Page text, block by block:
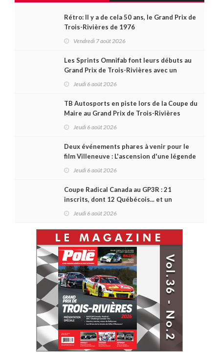
Rétro: Il y a de cela 50 ans, le Grand Prix de
Trois-Rivières de 1976
Vendredi 7 août 2026
Les Sprints Omnifab font leurs débuts au
Grand Prix de Trois-Rivières avec un
Jeudi 6 août 2026
TB Autosports en piste lors de la Coupe du
Maire au Grand Prix de Trois-Rivières
Jeudi 6 août 2026
Deux événements phares à venir pour le
film Villeneuve : L'ascension d'une légende
Jeudi 6 août 2026
Coupe Radical Canada au GP3R : 21
inscrits, dont 12 Québécois... et un
Jeudi 6 août 2026